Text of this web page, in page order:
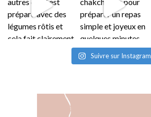
Suivre sur Instagram